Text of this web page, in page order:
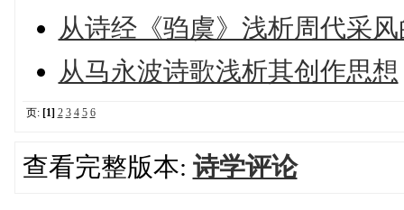
从诗经《驺虞》浅析周代采
从马永波诗歌浅析其创作思想
页: [1] 2 3 4 5 6
查看完整版本: 诗学评论